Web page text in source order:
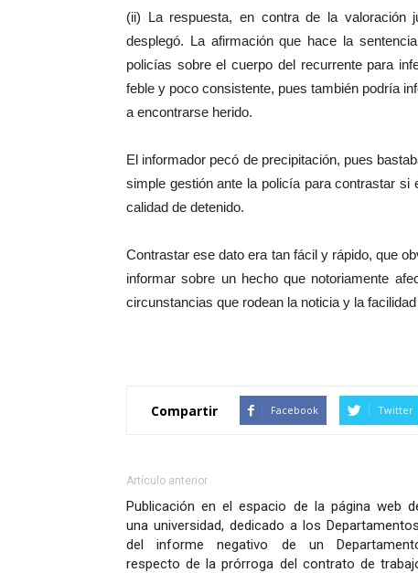
(ii) La respuesta, en contra de la
desplegó. La afirmación que hace la
policías sobre el cuerpo del recurrente para
feble y poco consistente, pues también podría
a encontrarse herido.
El informador pecó de precipitación, pues
simple gestión ante la policía para contrastar
calidad de detenido.
Contrastar ese dato era tan fácil y rápido, que
informar sobre un hecho que notoriamente
circunstancias que rodean la noticia y la
Compartir Facebook Twitter
Artículo anterior
Publicación en el espacio de la página web
una universidad, dedicado a los
del informe negativo de un
respecto de la prórroga del contrato de